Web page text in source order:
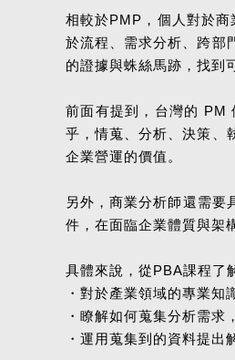
相較於PMP，個人對於
於流程、需求分析、跨部
的證據與蛛絲馬跡，找到
前面有提到，台灣的 PM
乎，情蒐、分析、決策、
企業營運的價值。
另外，商業分析師還需要
件，在面臨企業體質與架
具體來說，從PBA課程了
・對於產業領域的專業知
・瞭解如何蒐集分析需求
・運用蒐集到的資料提出